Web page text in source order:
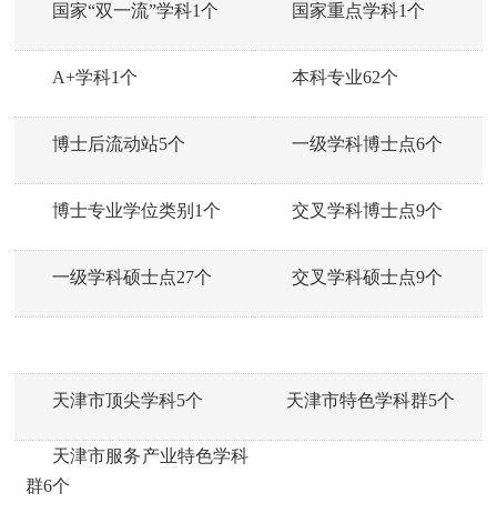
国家“双一流”学科1个 国家重点学科1个
A+学科1个 本科专业62个
博士后流动站5个 一级学科博士点6个
博士专业学位类别1个 交叉学科博士点9个
一级学科硕士点27个 交叉学科硕士点9个
天津市顶尖学科5个 天津市特色学科群5个
天津市服务产业特色学科
群6个